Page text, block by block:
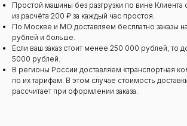
Простой машины без разгрузки по вине Клиента
из расчёта 200 ₽ за каждый час простоя.
По Москве и МО доставляем бесплатно заказы
рублей и больше.
Если ваш заказ стоит менее 250 000 рублей, то
5000 рублей.
В регионы России доставляем «транспортная
по их тарифам. В этом случае стоимость
рассчитает при оформлении заказа.